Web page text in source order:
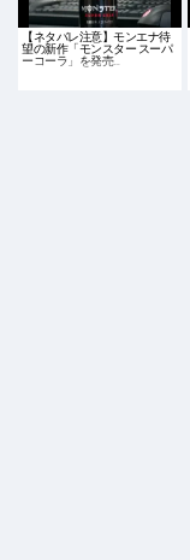
【ネタバレ注意】モンエナ待
望の新作「モンスター スーパ
ーコーラ」を発売…